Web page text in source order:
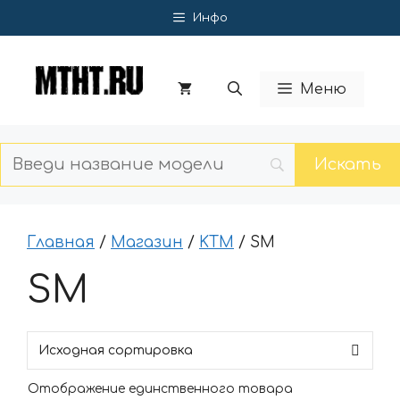
к
Инфо
Меню
Главная / Магазин / KTM / SM
SM
Отображение единственного товара